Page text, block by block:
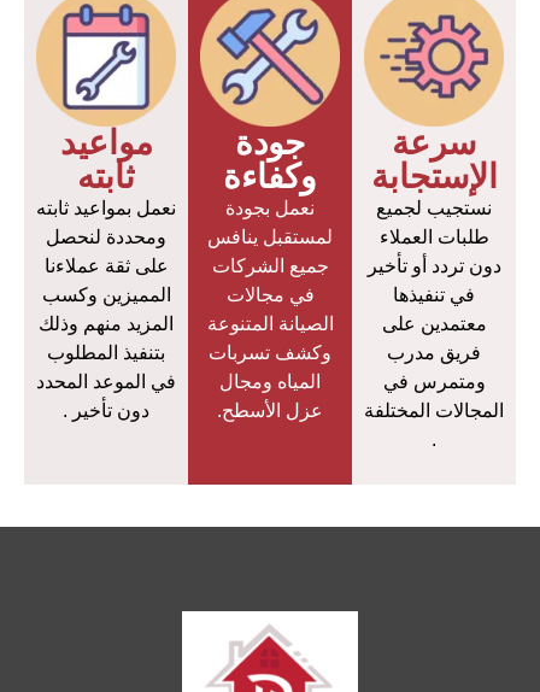
سرعة
الإستجابة
نستجيب لجميع
طلبات العملاء
دون تردد أو تأخير
في تنفيذها
معتمدين على
فريق مدرب
ومتمرس في
المجالات المختلفة
.
جودة
وكفاءة
نعمل بجودة
لمستقبل ينافس
جميع الشركات
في مجالات
الصيانة المتنوعة
وكشف تسربات
المياه ومجال
عزل الأسطح.
مواعيد
ثابته
نعمل بمواعيد ثابته
ومحددة لنحصل
على ثقة عملاءنا
المميزين وكسب
المزيد منهم وذلك
بتنفيذ المطلوب
في الموعد المحدد
دون تأخير .